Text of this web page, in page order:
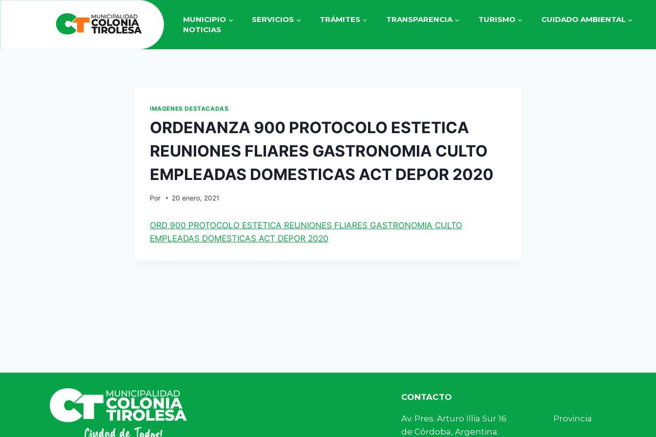
MUNICIPIO SERVICIOS TRÁMITES TRANSPARENCIA TURISMO
CUIDADO AMBIENTAL
NOTICIAS
IMAGENES DESTACADAS
ORDENANZA 900 PROTOCOLO ESTETICA
REUNIONES FLIARES GASTRONOMIA CULTO
EMPLEADAS DOMESTICAS ACT DEPOR 2020
Por 20 enero, 2021
ORD 900 PROTOCOLO ESTETICA REUNIONES FLIARES GASTRONOMIA CULTO
EMPLEADAS DOMESTICAS ACT DEPOR 2020
CONTACTO
Av. Pres. Arturo Illia Sur 16 Provincia
de Córdoba, Argentina.